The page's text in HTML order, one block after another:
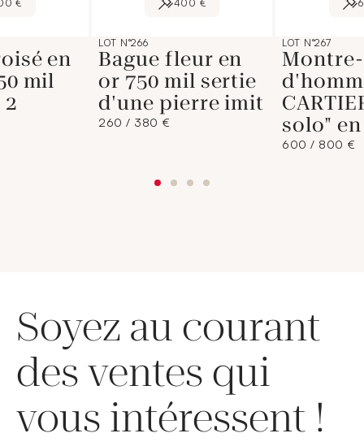
€
en
mil
2
400 €
LOT N°266
Bague fleur en
or 750 mil sertie
d'une pierre imit
260 / 380 €
LOT N°267
solo"
600 / 800 €
Soyez au courant
des ventes qui
vous intéressent !